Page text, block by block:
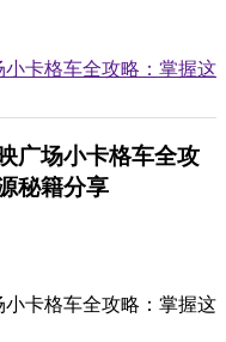
卡格车全攻略：掌握这
广场小卡格车全攻
秘籍分享
卡格车全攻略：掌握这